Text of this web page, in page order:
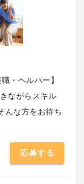
・ヘルパー】
ながらスキル
んな方をお待ち
応募する